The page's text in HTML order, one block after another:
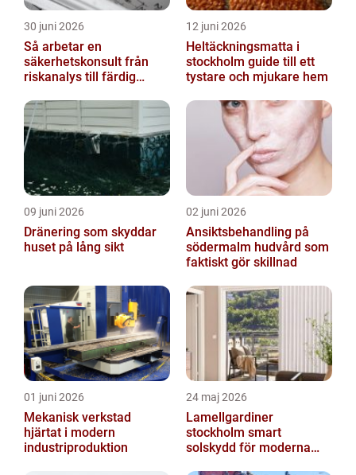
30 juni 2026
Så arbetar en
säkerhetskonsult från
riskanalys till färdig
12 juni 2026
Heltäckningsmatta i
stockholm guide till ett
tystare och mjukare hem
09 juni 2026
Dränering som skyddar
huset på lång sikt
02 juni 2026
Ansiktsbehandling på
södermalm hudvård som
faktiskt gör skillnad
01 juni 2026
Mekanisk verkstad
hjärtat i modern
industriproduktion
24 maj 2026
Lamellgardiner
stockholm smart
solskydd för moderna